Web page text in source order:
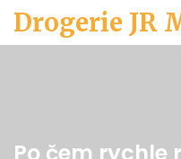
Drogerie JR